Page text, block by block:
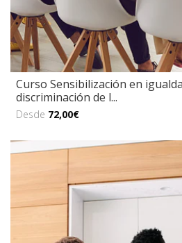
Curso Sensibilización en
discriminación de l...
Desde 72,00€